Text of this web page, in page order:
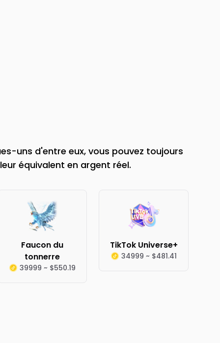
uns d'entre eux, vous pouvez toujours
équivalent en argent réel.
Faucon du
tonnerre
39999 ~ $550.19
TikTok Universe+
34999 ~ $481.41